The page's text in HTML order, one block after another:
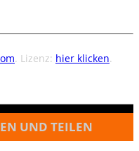
. Lizenz: hier klicken.
UND TEILEN